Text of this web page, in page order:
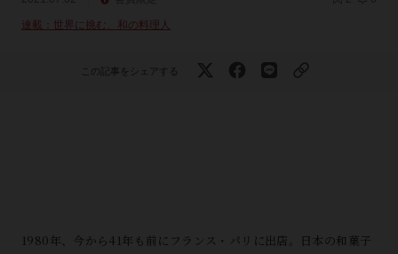
連載：世界に挑む、和の料理人
この記事をシェアする
1980年、今から41年も前にフランス・パリに出店。日本の和菓子